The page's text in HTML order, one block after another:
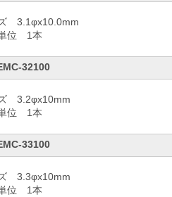
3.1φx10.0mm
位 1本
32100
3.2φx10mm
位 1本
33100
3.3φx10mm
位 1本